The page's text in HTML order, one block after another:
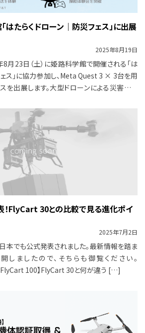
はたらくドローン｜防災フェス」に出展
2025年8月19日
8月23日（土）に姫路科学館で開催される「は
ス」に協力参加し、Meta Quest 3 × 3台を用
出展します。大型ドローンによる災害時の
FlyCart 30との比較で見る進化ポイ
2025年7月2日
でも公式発表されました。最新情報を踏ま
しましたので、そちらも御覧ください。
FlyCart 100】FlyCart 30と何が違う […]